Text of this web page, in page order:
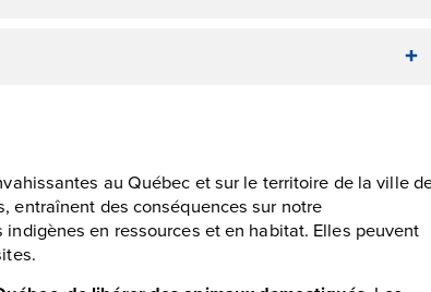
au Québec et sur le territoire de la ville
entraînent des conséquences sur notre
en ressources et en habitat. Elles peuvent